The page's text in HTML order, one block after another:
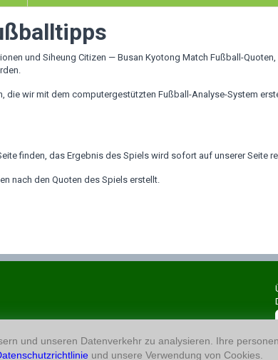
und Siheung Citizen — Busan Kyotong Match Fußball-Quoten,
wir mit dem computergestützten Fußball-Analyse-System
finden, das Ergebnis des Spiels wird sofort auf unserer Seite
nach den Quoten des Spiels erstellt.
und unseren Datenverkehr zu analysieren. Ihre
und unsere Verwendung von Cookies.